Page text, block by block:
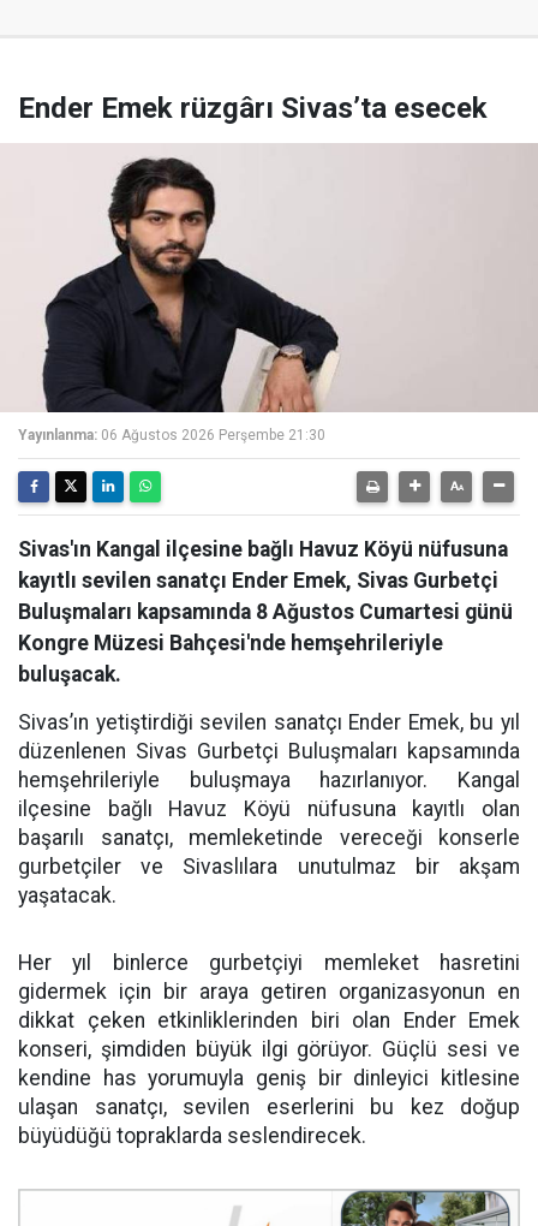
Ender Emek rüzgârı Sivas’ta esecek
Yayınlanma: 06 Ağustos 2026 Perşembe 21:30
Sivas'ın Kangal ilçesine bağlı Havuz Köyü nüfusuna
kayıtlı sevilen sanatçı Ender Emek, Sivas Gurbetçi
Buluşmaları kapsamında 8 Ağustos Cumartesi günü
Kongre Müzesi Bahçesi'nde hemşehrileriyle
buluşacak.
Sivas’ın yetiştirdiği sevilen sanatçı Ender Emek, bu yıl
düzenlenen Sivas Gurbetçi Buluşmaları kapsamında
hemşehrileriyle buluşmaya hazırlanıyor. Kangal
ilçesine bağlı Havuz Köyü nüfusuna kayıtlı olan
başarılı sanatçı, memleketinde vereceği konserle
gurbetçiler ve Sivaslılara unutulmaz bir akşam
yaşatacak.
Her yıl binlerce gurbetçiyi memleket hasretini
gidermek için bir araya getiren organizasyonun en
dikkat çeken etkinliklerinden biri olan Ender Emek
konseri, şimdiden büyük ilgi görüyor. Güçlü sesi ve
kendine has yorumuyla geniş bir dinleyici kitlesine
ulaşan sanatçı, sevilen eserlerini bu kez doğup
büyüdüğü topraklarda seslendirecek.